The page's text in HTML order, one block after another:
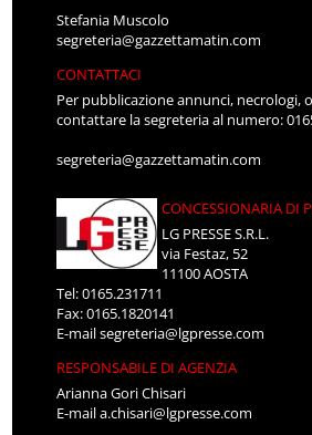
Stefania Muscolo
segreteria@gazzettamatin.com
CONTATTACI
Per pubblicazione annunci, necrologi,
contattare la segreteria al numero:
segreteria@gazzettamatin.com
CONCESSIONARIA DI
LG PRESSE S.R.L.
via Festaz, 52
11100 AOSTA
Tel: 0165.231711
Fax: 0165.1820141
E-mailsegreteria@lgpresse.com
RESPONSABILE DI AGENZIA
Arianna Gori Chisari
E-maila.chisari@lgpresse.com